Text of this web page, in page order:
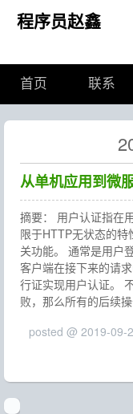
程序员赵鑫
首页 联系
从单机应用到微
摘要： 用户认证指在
限于HTTP无状态的
关功能。 通常是用户
客户端在接下来的请
行证实现用户认证。
败，那么所有的后续
posted @ 2019-09-